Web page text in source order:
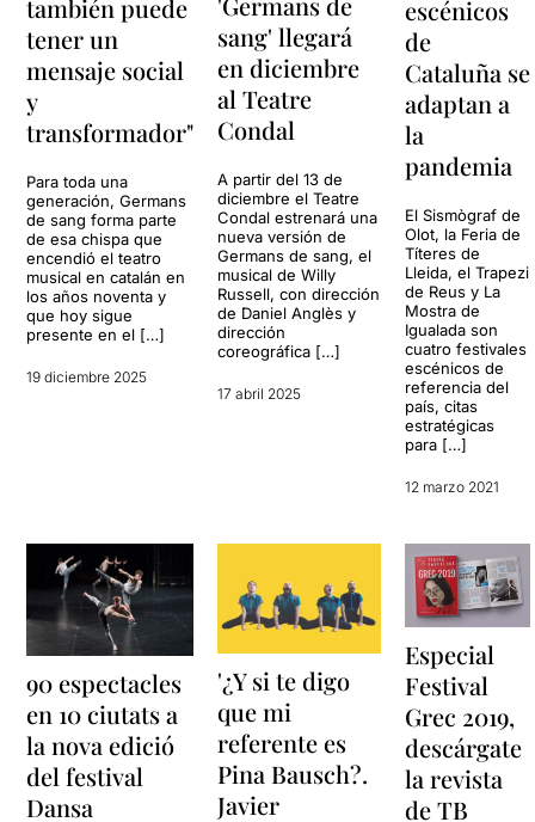
también puede
tener un
mensaje social
y
transformador"
Para toda una
generación, Germans
de sang forma parte
de esa chispa que
encendió el teatro
musical en catalán en
los años noventa y
que hoy sigue
presente en el […]
19 diciembre 2025
sang' llegará
en diciembre
al Teatre
Condal
A partir del 13 de
diciembre el Teatre
Condal estrenará una
nueva versión de
Germans de sang, el
musical de Willy
Russell, con dirección
de Daniel Anglès y
dirección
coreográfica […]
17 abril 2025
escénicos
de
Cataluña se
adaptan a
la
pandemia
El Sismògraf de
Olot, la Feria de
Títeres de
Lleida, el Trapezi
de Reus y La
Mostra de
Igualada son
cuatro festivales
escénicos de
referencia del
país, citas
estratégicas
para […]
12 marzo 2021
90 espectacles
en 10 ciutats a
la nova edició
del festival
Dansa
'¿Y si te digo
que mi
referente es
Pina Bausch?.
Javier
Especial
Festival
Grec 2019,
descárgate
la revista
de TB